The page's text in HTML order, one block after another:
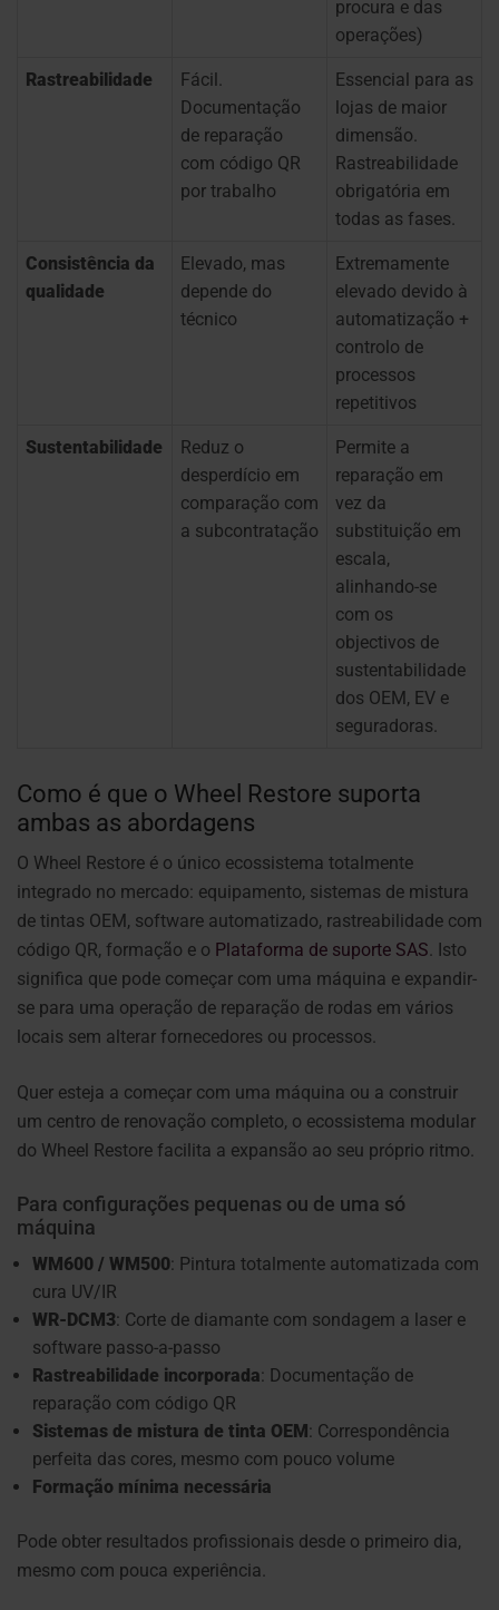
procura e das
operações)
Rastreabilidade
Fácil.
Documentação
de reparação
com código QR
por trabalho
Essencial para as
lojas de maior
dimensão.
Rastreabilidade
obrigatória em
todas as fases.
Consistência da
qualidade
Elevado, mas
depende do
técnico
Extremamente
elevado devido à
automatização +
controlo de
processos
repetitivos
Sustentabilidade
Reduz o
desperdício em
comparação com
a subcontratação
Permite a
reparação em
vez da
substituição em
escala,
alinhando-se
com os
objectivos de
sustentabilidade
dos OEM, EV e
seguradoras.
Como é que o Wheel Restore suporta
ambas as abordagens
O Wheel Restore é o único ecossistema totalmente
integrado no mercado: equipamento, sistemas de mistura
de tintas OEM, software automatizado, rastreabilidade com
código QR, formação e o Plataforma de suporte SAS . Isto
significa que pode começar com uma máquina e expandir-
se para uma operação de reparação de rodas em vários
locais sem alterar fornecedores ou processos.
Quer esteja a começar com uma máquina ou a construir
um centro de renovação completo, o ecossistema modular
do Wheel Restore facilita a expansão ao seu próprio ritmo.
Para configurações pequenas ou de uma só
máquina
WM600 / WM500: Pintura totalmente automatizada com
cura UV/IR
WR-DCM3: Corte de diamante com sondagem a laser e
software passo-a-passo
Rastreabilidade incorporada: Documentação de
reparação com código QR
Sistemas de mistura de tinta OEM: Correspondência
perfeita das cores, mesmo com pouco volume
Formação mínima necessária
Pode obter resultados profissionais desde o primeiro dia,
mesmo com pouca experiência.